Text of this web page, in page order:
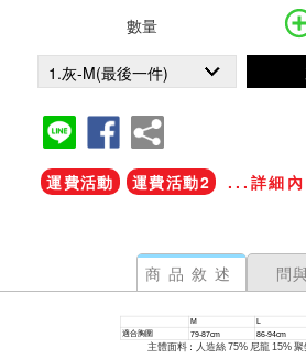
數量
運費活動 運費活動2 ...詳細內
商品敘述 問